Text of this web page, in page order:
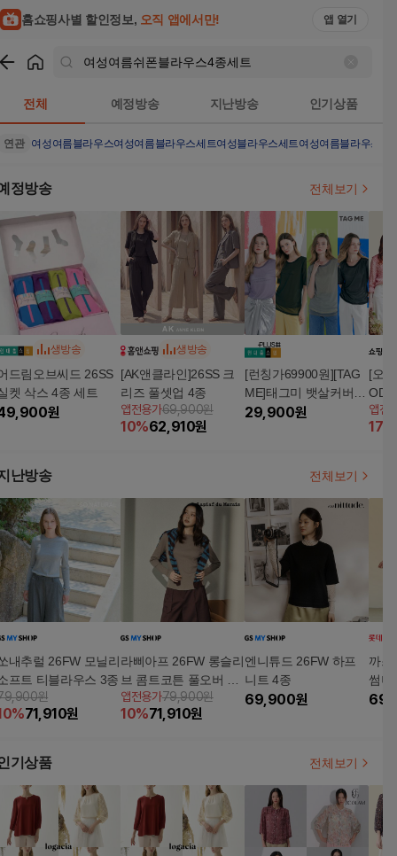
홈쇼핑사별 할인정보, 오직 앱에서만! 앱 열기
전체 예정방송 지난방송 인기상품
연관 여성여름블라우스여성여름블라우스세트여성블라우스세트여성여름블라우스4종
정방송 전체보기
생방송
드림오브씨드 26SS
켓 삭스 4종 세트
원
생방송
[AK앤클라인]26SS 크
리즈 풀셋업 4종
앱전용가69,900원
10%62,910원
[런칭가69900원][TAG
ME]태그미 뱃살커버
메쉬 티셔츠 4종
29,900원
[오
4종
앱전
17
난방송 전체보기
내추럴 26FW 모닐리
프트 티블라우스 3종
원
%71,910원
라삐아프 26FW 롱슬리
브 콤트코튼 풀오버 4
종
앱전용가79,900원
10%71,910원
엔니튜드 26FW 하프
니트 4종
69,900원
까스
썸머
2종
기상품 전체보기